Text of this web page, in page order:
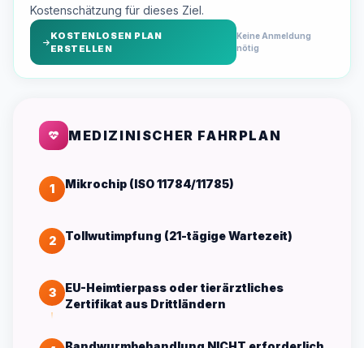
Kostenschätzung für dieses Ziel.
KOSTENLOSEN PLAN
ERSTELLEN
Keine Anmeldung
nötig
MEDIZINISCHER FAHRPLAN
1 Mikrochip (ISO 11784/11785)
2 Tollwutimpfung (21-tägige Wartezeit)
3
EU-Heimtierpass oder tierärztliches
Zertifikat aus Drittländern